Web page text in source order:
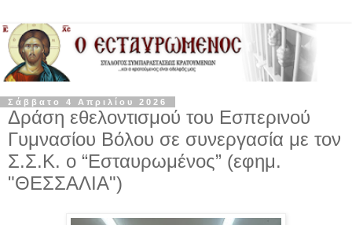
Σάββατο 4 Απριλίου 2026
Δράση εθελοντισμού του Εσπερινού
Γυμνασίου Βόλου σε συνεργασία με τον
Σ.Σ.Κ. ο “Εσταυρωμένος” (εφημ.
"ΘΕΣΣΑΛΙΑ")